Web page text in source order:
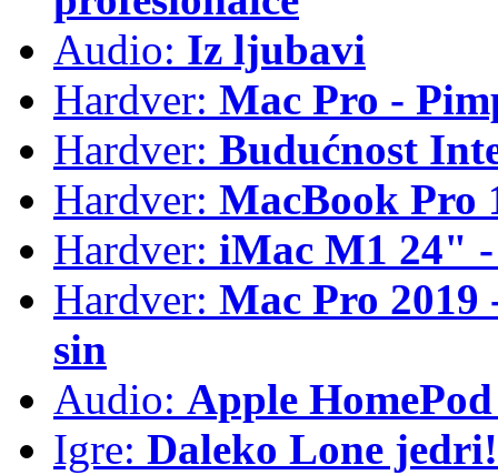
Audio: Iz ljubavi
Hardver: Mac Pro -
Hardver: Budućnost
Hardver: MacBook Pro
Hardver: iMac M1 24"
Hardver: Mac Pro
sin
Audio: Apple
Igre: Daleko Lone jedri!